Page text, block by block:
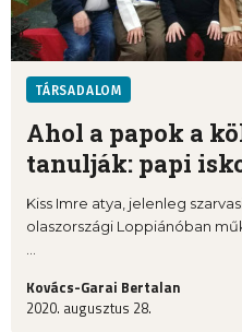
TÁRSADALOM
Ahol a papok a
tanulják: papi
Kiss Imre atya, jelenleg
olaszországi Loppiánóban
Kovács-Garai Bertalan
2020. augusztus 28.